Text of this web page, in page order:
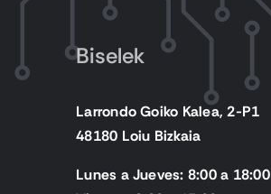
Biselek
Larrondo Goiko Kalea, 2-P1
48180 Loiu Bizkaia
Lunes a Jueves: 8:00 a 18:00